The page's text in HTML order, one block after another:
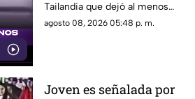
Tailandia que dejó al menos
siete personas muertas, entre
agosto 08, 2026 05:48 p. m.
Joven es señalada por